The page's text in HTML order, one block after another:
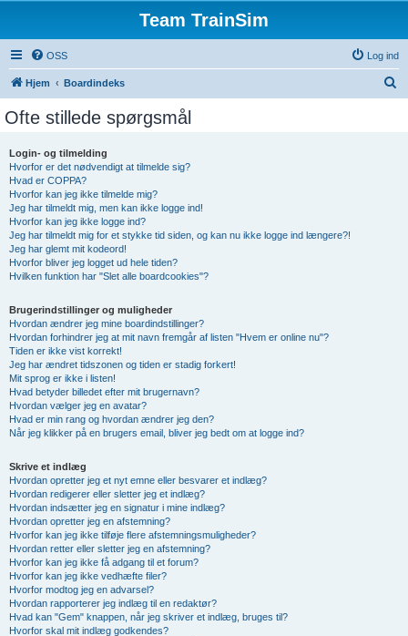
Team TrainSim
OSS Log ind
Hjem Boardindeks
Ofte stillede spørgsmål
Login- og tilmelding
Hvorfor er det nødvendigt at tilmelde sig?
Hvad er COPPA?
Hvorfor kan jeg ikke tilmelde mig?
Jeg har tilmeldt mig, men kan ikke logge ind!
Hvorfor kan jeg ikke logge ind?
Jeg har tilmeldt mig for et stykke tid siden, og kan nu ikke logge ind længere?!
Jeg har glemt mit kodeord!
Hvorfor bliver jeg logget ud hele tiden?
Hvilken funktion har "Slet alle boardcookies"?
Brugerindstillinger og muligheder
Hvordan ændrer jeg mine boardindstillinger?
Hvordan forhindrer jeg at mit navn fremgår af listen "Hvem er online nu"?
Tiden er ikke vist korrekt!
Jeg har ændret tidszonen og tiden er stadig forkert!
Mit sprog er ikke i listen!
Hvad betyder billedet efter mit brugernavn?
Hvordan vælger jeg en avatar?
Hvad er min rang og hvordan ændrer jeg den?
Når jeg klikker på en brugers email, bliver jeg bedt om at logge ind?
Skrive et indlæg
Hvordan opretter jeg et nyt emne eller besvarer et indlæg?
Hvordan redigerer eller sletter jeg et indlæg?
Hvordan indsætter jeg en signatur i mine indlæg?
Hvordan opretter jeg en afstemning?
Hvorfor kan jeg ikke tilføje flere afstemningsmuligheder?
Hvordan retter eller sletter jeg en afstemning?
Hvorfor kan jeg ikke få adgang til et forum?
Hvorfor kan jeg ikke vedhæfte filer?
Hvorfor modtog jeg en advarsel?
Hvordan rapporterer jeg indlæg til en redaktør?
Hvad kan "Gem" knappen, når jeg skriver et indlæg, bruges til?
Hvorfor skal mit indlæg godkendes?